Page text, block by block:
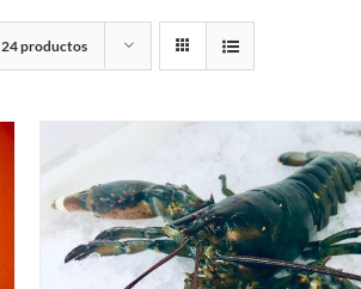
24 productos